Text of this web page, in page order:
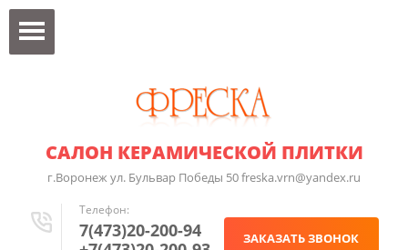
САЛОН КЕРАМИЧЕСКОЙ ПЛИТКИ
г.Воронеж ул. Бульвар Победы 50 freska.vrn@yandex.ru
Телефон:
7(473)20-200-94
ЗАКАЗАТЬ ЗВОНОК